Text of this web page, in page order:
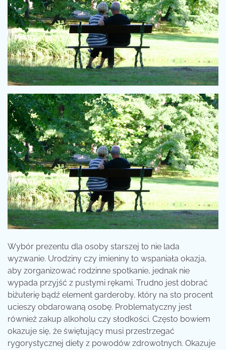
Wybór prezentu dla osoby starszej to nie lada
wyzwanie. Urodziny czy imieniny to wspaniała okazja,
aby zorganizować rodzinne spotkanie, jednak nie
wypada przyjść z pustymi rękami. Trudno jest dobrać
biżuterię bądź element garderoby, który na sto procent
ucieszy obdarowaną osobę. Problematyczny jest
również zakup alkoholu czy słodkości. Często bowiem
okazuje się, że świętujący musi przestrzegać
rygorystycznej diety z powodów zdrowotnych. Okazuje